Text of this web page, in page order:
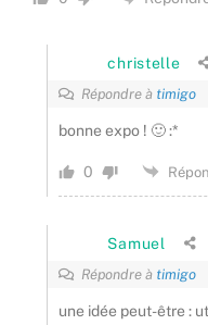
christelle
Répondre à timigo
bonne expo ! 🙂 :*
0
Samuel
Répondre à timigo
une idée peut-être :